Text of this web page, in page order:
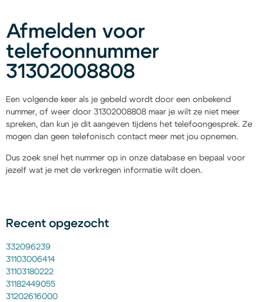
Afmelden voor
telefoonnummer
31302008808
Een volgende keer als je gebeld wordt door een onbekend
nummer, of weer door 31302008808 maar je wilt ze niet meer
spreken, dan kun je dit aangeven tijdens het telefoongesprek. Ze
mogen dan geen telefonisch contact meer met jou opnemen.
Dus zoek snel het nummer op in onze database en bepaal voor
jezelf wat je met de verkregen informatie wilt doen.
Recent opgezocht
332096239
31103006414
31103180222
31182449055
31202616000